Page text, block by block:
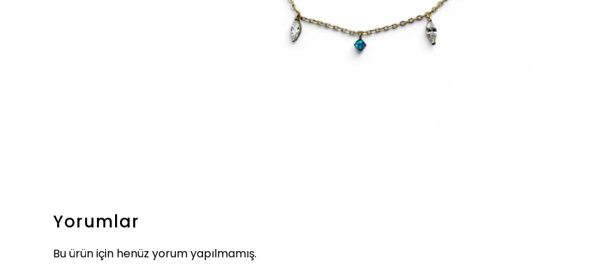
Yorumlar
Bu ürün için henüz yorum yapılmamış.